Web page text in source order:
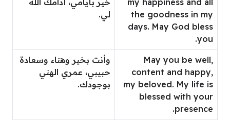
the goodness in my
days. May God bless
you.
لي.
May you be well,
content and happy,
my beloved. My life is
blessed with your
presence.
وأنت بخير وهناء وسعادة
حبيبي، عمري الهني
بوجودك.